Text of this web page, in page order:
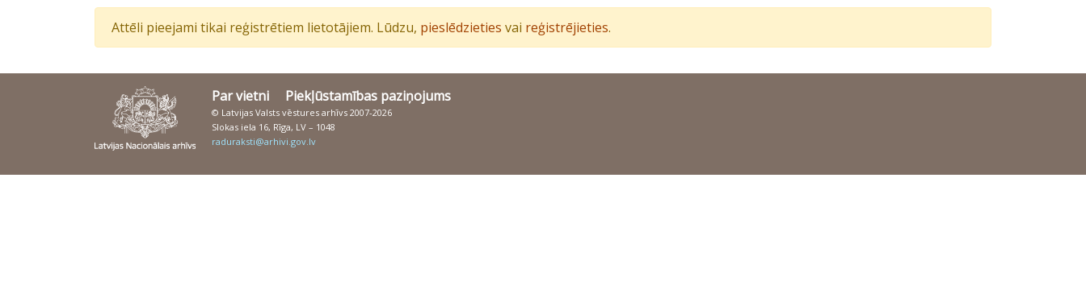
Attēli pieejami tikai reģistrētiem lietotājiem. Lūdzu, pieslēdzieties vai reģistrējieties.
Par vietni Piekļūstamības paziņojums
© Latvijas Valsts vēstures arhīvs 2007-2026
Slokas iela 16, Rīga, LV – 1048
raduraksti@arhivi.gov.lv